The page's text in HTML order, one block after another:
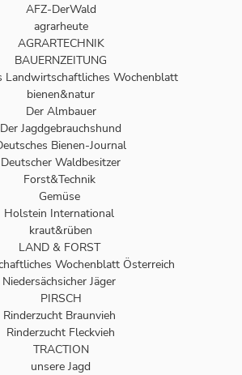
AFZ-DerWald
agrarheute
AGRARTECHNIK
BAUERNZEITUNG
Landwirtschaftliches Wochenblatt
bienen&natur
Der Almbauer
Der Jagdgebrauchshund
Bienen-Journal
Deutscher Waldbesitzer
Forst&Technik
Gemüse
Holstein International
kraut&rüben
LAND & FORST
Wochenblatt Österreich
Niedersächsicher Jäger
PIRSCH
Rinderzucht Braunvieh
Rinderzucht Fleckvieh
TRACTION
unsere Jagd